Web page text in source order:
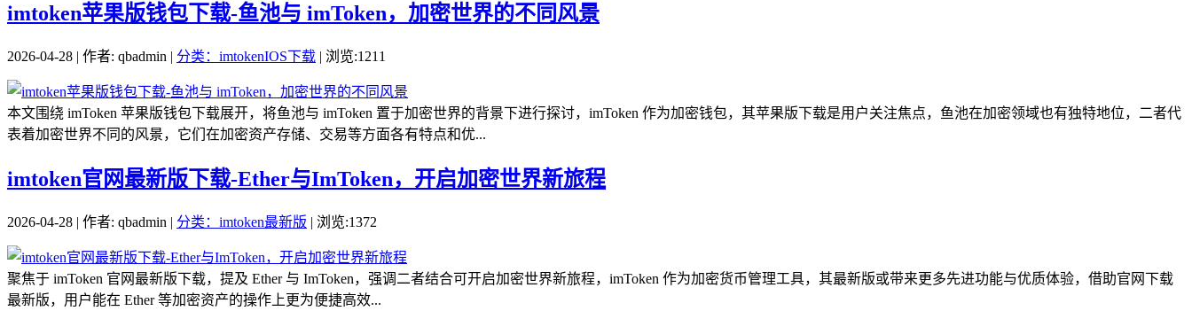
imtoken苹果版钱包下载-鱼池与 imToken，加密世界的不同风景
2026-04-28 | 作者: qbadmin | 分类：imtokenIOS下载 | 浏览:1211
本文围绕 imToken 苹果版钱包下载展开，将鱼池与 imToken 置于加密世界的背景下进行探讨，imToken 作为加密钱包，其苹果版下载是用户关注焦点，鱼池在加密领域也有独特地位，二者代
表着加密世界不同的风景，它们在加密资产存储、交易等方面各有特点和优...
imtoken官网最新版下载-Ether与ImToken，开启加密世界新旅程
2026-04-28 | 作者: qbadmin | 分类：imtoken最新版 | 浏览:1372
聚焦于 imToken 官网最新版下载，提及 Ether 与 ImToken，强调二者结合可开启加密世界新旅程，imToken 作为加密货币管理工具，其最新版或带来更多先进功能与优质体验，借助官网下载
最新版，用户能在 Ether 等加密资产的操作上更为便捷高效...